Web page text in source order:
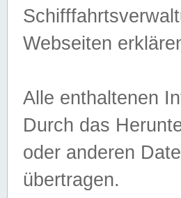
Webseiten
Alle enthaltenen
Durch das
oder anderen
übertragen.